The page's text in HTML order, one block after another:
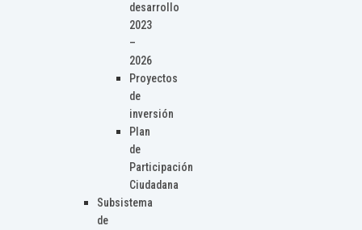
desarrollo
2023
–
2026
Proyectos
de
inversión
Plan
de
Participación
Ciudadana
Subsistema
de